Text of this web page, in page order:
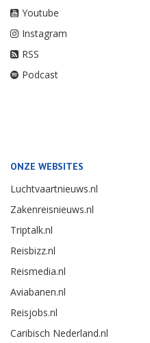
Youtube
Instagram
RSS
Podcast
ONZE WEBSITES
Luchtvaartnieuws.nl
Zakenreisnieuws.nl
Triptalk.nl
Reisbizz.nl
Reismedia.nl
Aviabanen.nl
Reisjobs.nl
Caribisch Nederland.nl